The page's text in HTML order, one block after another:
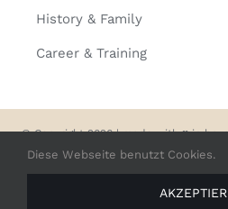
History & Family
Career & Training
© Copyright 2026 | made with♥in
Impressum|
Diese Webseite benutzt Cookies.